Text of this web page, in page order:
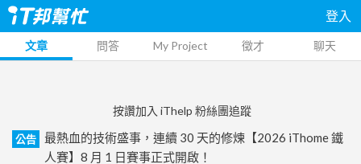
登入
文章 問答 My Project 徵才 聊天
按讚加入 iThelp 粉絲團追蹤
公告
最熱血的技術盛事，連續 30 天的修煉【2026 iThome 鐵
人賽】8 月 1 日賽事正式開啟！